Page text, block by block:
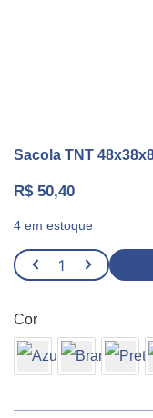
Sacola TNT
R$50,40
4 em estoque
Sacola
TNT
Vermelha
10
Cor